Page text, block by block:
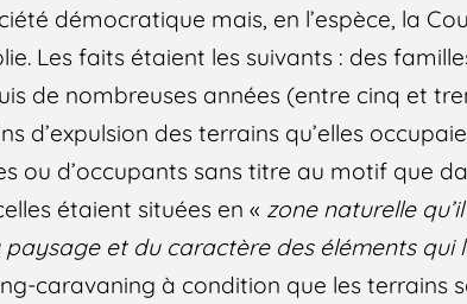
démocratique mais, en l’espèce, la
Les faits étaient les suivants : des
de nombreuses années (entre cinq et
d’expulsion des terrains qu’elles
ou d’occupants sans titre au motif que
étaient situées en « zone naturelle
et du caractère des éléments qui
caravaning à condition que les terrains